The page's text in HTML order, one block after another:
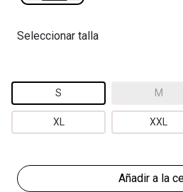
Seleccionar talla
S M
XL XXL